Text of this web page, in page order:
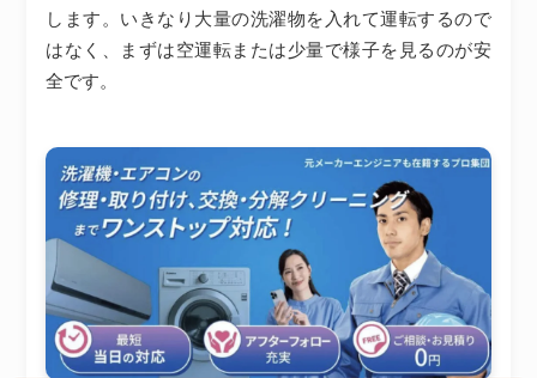
します。いきなり大量の洗濯物を入れて運転するので
はなく、まずは空運転または少量で様子を見るのが安
全です。